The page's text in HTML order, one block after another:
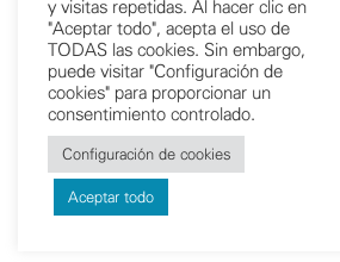
y visitas repetidas. Al hacer clic en
"Aceptar todo", acepta el uso de
TODAS las cookies. Sin embargo,
puede visitar "Configuración de
cookies" para proporcionar un
consentimiento controlado.
Configuración de cookies
Aceptar todo